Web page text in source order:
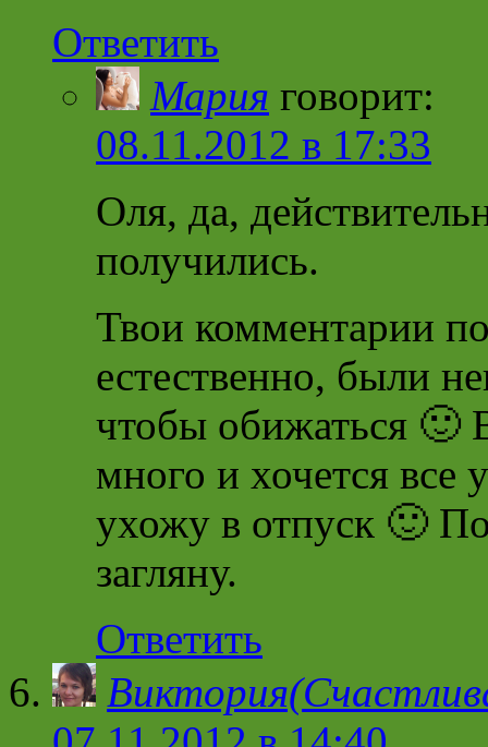
Ответить
Мария говорит:
08.11.2012 в 17:33
Оля, да,
получились.
Твои комментарии
естественно, были
чтобы обижаться 🙂
много и хочется все
ухожу в отпуск 🙂
загляну.
Ответить